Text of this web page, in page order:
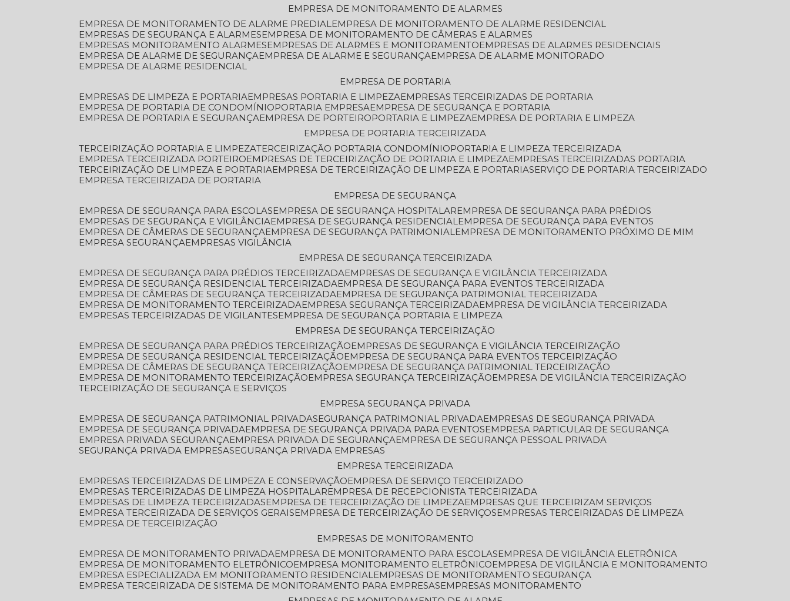
EMPRESA DE MONITORAMENTO DE ALARMES
EMPRESA DE MONITORAMENTO DE ALARME PREDIAL
EMPRESA DE MONITORAMENTO DE ALARME RESIDENCIAL
EMPRESAS DE SEGURANÇA E ALARMES
EMPRESA DE MONITORAMENTO DE CÂMERAS E ALARMES
EMPRESAS MONITORAMENTO ALARMES
EMPRESAS DE ALARMES E MONITORAMENTO
EMPRESAS DE ALARMES RESIDENCIAIS
EMPRESA DE ALARME DE SEGURANÇA
EMPRESA DE ALARME E SEGURANÇA
EMPRESA DE ALARME MONITORADO
EMPRESA DE ALARME RESIDENCIAL
EMPRESA DE PORTARIA
EMPRESAS DE LIMPEZA E PORTARIA
EMPRESAS PORTARIA E LIMPEZA
EMPRESAS TERCEIRIZADAS DE PORTARIA
EMPRESA DE PORTARIA DE CONDOMÍNIO
PORTARIA EMPRESA
EMPRESA DE SEGURANÇA E PORTARIA
EMPRESA DE PORTARIA E SEGURANÇA
EMPRESA DE PORTEIRO PORTARIA E LIMPEZA
EMPRESA DE PORTARIA E LIMPEZA
EMPRESA DE PORTARIA TERCEIRIZADA
TERCEIRIZAÇÃO PORTARIA E LIMPEZA TERCEIRIZAÇÃO PORTARIA CONDOMÍNIO
PORTARIA E LIMPEZA TERCEIRIZADA
EMPRESA TERCEIRIZADA PORTEIRO
EMPRESAS DE TERCEIRIZAÇÃO DE PORTARIA E LIMPEZA
EMPRESAS TERCEIRIZADAS PORTARIA
TERCEIRIZAÇÃO DE LIMPEZA E PORTARIA
EMPRESA DE TERCEIRIZAÇÃO DE LIMPEZA E PORTARIA SERVIÇO DE PORTARIA TERCEIRIZADO
EMPRESA TERCEIRIZADA DE PORTARIA
EMPRESA DE SEGURANÇA
EMPRESA DE SEGURANÇA PARA ESCOLAS
EMPRESA DE SEGURANÇA HOSPITALAR
EMPRESA DE SEGURANÇA PARA PRÉDIOS
EMPRESAS DE SEGURANÇA E VIGILÂNCIA
EMPRESA DE SEGURANÇA RESIDENCIAL
EMPRESA DE SEGURANÇA PARA EVENTOS
EMPRESA DE CÂMERAS DE SEGURANÇA
EMPRESA DE SEGURANÇA PATRIMONIAL
EMPRESA DE MONITORAMENTO PRÓXIMO DE MIM
EMPRESA SEGURANÇA
EMPRESAS VIGILÂNCIA
EMPRESA DE SEGURANÇA TERCEIRIZADA
EMPRESA DE SEGURANÇA PARA PRÉDIOS TERCEIRIZADA
EMPRESAS DE SEGURANÇA E VIGILÂNCIA TERCEIRIZADA
EMPRESA DE SEGURANÇA RESIDENCIAL TERCEIRIZADA
EMPRESA DE SEGURANÇA PARA EVENTOS TERCEIRIZADA
EMPRESA DE CÂMERAS DE SEGURANÇA TERCEIRIZADA
EMPRESA DE SEGURANÇA PATRIMONIAL TERCEIRIZADA
EMPRESA DE MONITORAMENTO TERCEIRIZADA
EMPRESA SEGURANÇA TERCEIRIZADA
EMPRESA DE VIGILÂNCIA TERCEIRIZADA
EMPRESAS TERCEIRIZADAS DE VIGILANTES
EMPRESA DE SEGURANÇA PORTARIA E LIMPEZA
EMPRESA DE SEGURANÇA TERCEIRIZAÇÃO
EMPRESA DE SEGURANÇA PARA PRÉDIOS TERCEIRIZAÇÃO
EMPRESAS DE SEGURANÇA E VIGILÂNCIA TERCEIRIZAÇÃO
EMPRESA DE SEGURANÇA RESIDENCIAL TERCEIRIZAÇÃO
EMPRESA DE SEGURANÇA PARA EVENTOS TERCEIRIZAÇÃO
EMPRESA DE CÂMERAS DE SEGURANÇA TERCEIRIZAÇÃO
EMPRESA DE SEGURANÇA PATRIMONIAL TERCEIRIZAÇÃO
EMPRESA DE MONITORAMENTO TERCEIRIZAÇÃO
EMPRESA SEGURANÇA TERCEIRIZAÇÃO
EMPRESA DE VIGILÂNCIA TERCEIRIZAÇÃO
TERCEIRIZAÇÃO DE SEGURANÇA E SERVIÇOS
EMPRESA SEGURANÇA PRIVADA
EMPRESA DE SEGURANÇA PATRIMONIAL PRIVADA SEGURANÇA PATRIMONIAL PRIVADA
EMPRESAS DE SEGURANÇA PRIVADA
EMPRESA DE SEGURANÇA PRIVADA
EMPRESA DE SEGURANÇA PRIVADA PARA EVENTOS
EMPRESA PARTICULAR DE SEGURANÇA
EMPRESA PRIVADA SEGURANÇA
EMPRESA PRIVADA DE SEGURANÇA
EMPRESA DE SEGURANÇA PESSOAL PRIVADA
SEGURANÇA PRIVADA EMPRESA SEGURANÇA PRIVADA EMPRESAS
EMPRESA TERCEIRIZADA
EMPRESAS TERCEIRIZADAS DE LIMPEZA E CONSERVAÇÃO
EMPRESA DE SERVIÇO TERCEIRIZADO
EMPRESAS TERCEIRIZADAS DE LIMPEZA HOSPITALAR
EMPRESA DE RECEPCIONISTA TERCEIRIZADA
EMPRESAS DE LIMPEZA TERCEIRIZADAS
EMPRESA DE TERCEIRIZAÇÃO DE LIMPEZA
EMPRESAS QUE TERCEIRIZAM SERVIÇOS
EMPRESA TERCEIRIZADA DE SERVIÇOS GERAIS
EMPRESA DE TERCEIRIZAÇÃO DE SERVIÇOS
EMPRESAS TERCEIRIZADAS DE LIMPEZA
EMPRESA DE TERCEIRIZAÇÃO
EMPRESAS DE MONITORAMENTO
EMPRESA DE MONITORAMENTO PRIVADA
EMPRESA DE MONITORAMENTO PARA ESCOLAS
EMPRESA DE VIGILÂNCIA ELETRÔNICA
EMPRESA DE MONITORAMENTO ELETRÔNICO
EMPRESA MONITORAMENTO ELETRÔNICO
EMPRESA DE VIGILÂNCIA E MONITORAMENTO
EMPRESA ESPECIALIZADA EM MONITORAMENTO RESIDENCIAL
EMPRESAS DE MONITORAMENTO SEGURANÇA
EMPRESA TERCEIRIZADA DE SISTEMA DE MONITORAMENTO PARA EMPRESAS
EMPRESAS MONITORAMENTO